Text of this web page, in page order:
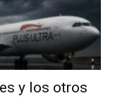
y los otros